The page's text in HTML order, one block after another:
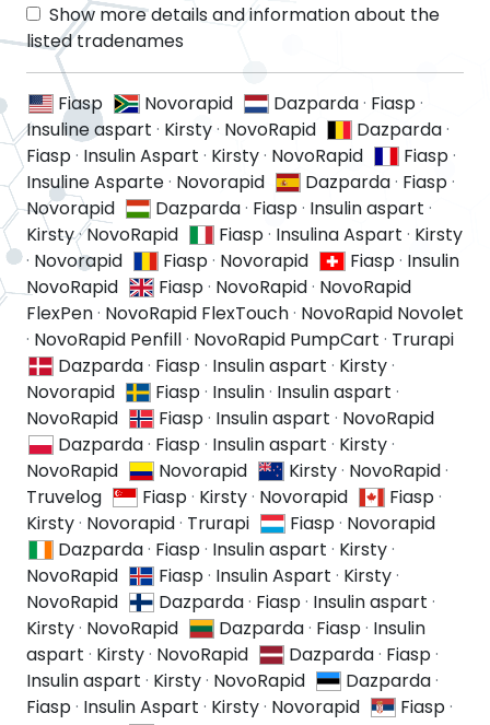
Show more details and information about the
listed tradenames
Fiasp Novorapid Dazparda· Fiasp·
Insuline aspart · Kirsty· NovoRapid Dazparda·
Fiasp· Insulin Aspart · Kirsty· NovoRapid Fiasp·
Insuline Asparte· Novorapid Dazparda· Fiasp·
Novorapid
Dazparda· Fiasp· Insulin aspart ·
Kirsty·NovoRapid Fiasp· Insulina Aspart · Kirsty
· Novorapid Fiasp· Novorapid Fiasp· Insulin
NovoRapid
Fiasp· NovoRapid· NovoRapid
FlexPen· NovoRapid FlexTouch· NovoRapid Novolet
· NovoRapid Penfill· NovoRapid PumpCart · Trurapi
Dazparda· Fiasp· Insulin aspart · Kirsty·
Novorapid
Fiasp· Insulin· Insulin aspart ·
NovoRapid
Fiasp· Insulin aspart · NovoRapid
Dazparda· Fiasp· Insulin aspart · Kirsty·
NovoRapid
Novorapid Kirsty· NovoRapid·
Truvelog
Fiasp· Kirsty· Novorapid Fiasp·
Kirsty· Novorapid· Trurapi Fiasp· Novorapid
Dazparda· Fiasp· Insulin aspart · Kirsty·
NovoRapid
Fiasp· Insulin Aspart · Kirsty·
NovoRapid
Dazparda· Fiasp· Insulin aspart ·
Kirsty· NovoRapid Dazparda· Fiasp· Insulin
aspart · Kirsty· NovoRapid Dazparda· Fiasp·
Insulin aspart · Kirsty· NovoRapid Dazparda·
Fiasp· Insulin Aspart · Kirsty· Novorapid Fiasp·